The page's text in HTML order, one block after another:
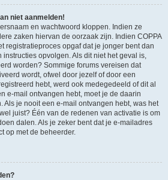
niet aanmelden!
en wachtwoord kloppen. Indien ze
zaken hiervan de oorzaak zijn. Indien COPPA
registratieproces opgaf dat je jonger bent dan
instructies opvolgen. Als dit niet het geval is,
worden? Sommige forums vereisen dat
wordt, ofwel door jezelf of door een
hebt, werd ook medegedeeld of dit al
e-mail ontvangen hebt, moet je de daarin
Als je nooit een e-mail ontvangen hebt, was het
juist? Één van de redenen van activatie is om
dalen. Als je zeker bent dat je e-mailadres
op met de beheerder.